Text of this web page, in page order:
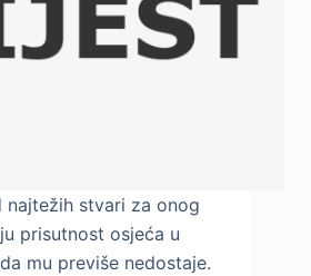
najtežih stvari za onog
prisutnost osjeća u
mu previše nedostaje.